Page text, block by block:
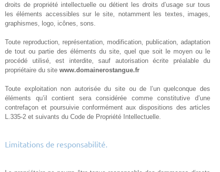
droits de propriété intellectuelle ou détient les droits d’usage sur tous
les éléments accessibles sur le site, notamment les textes, images,
graphismes, logo, icônes, sons.
Toute reproduction, représentation, modification, publication, adaptation
de tout ou partie des éléments du site, quel que soit le moyen ou le
procédé utilisé, est interdite, sauf autorisation écrite préalable du
propriétaire du site www.domainerostangue.fr
Toute exploitation non autorisée du site ou de l’un quelconque des
éléments qu’il contient sera considérée comme constitutive d’une
contrefaçon et poursuivie conformément aux dispositions des articles
L.335-2 et suivants du Code de Propriété Intellectuelle.
Limitations de responsabilité.